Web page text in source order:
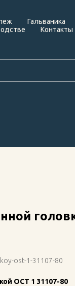
Гальваника
Контакты
ost-1-31107-80
ОСТ 1 31107-80